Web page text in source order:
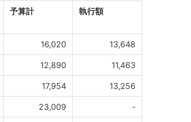
予算計 執行額
16,020 13,648
12,890 11,463
17,954 13,256
23,009 -